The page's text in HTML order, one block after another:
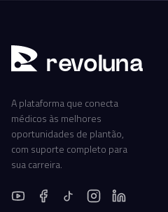
revoluna
A plataforma que conecta
médicos às melhores
oportunidades de plantão,
com suporte completo para
sua carreira.